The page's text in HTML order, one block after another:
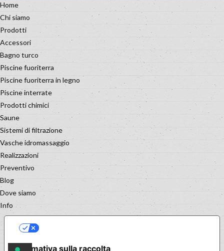
Home
Chi siamo
Prodotti
Accessori
Bagno turco
Piscine fuoriterra
Piscine fuoriterra in legno
Piscine interrate
Prodotti chimici
Saune
Sistemi di filtrazione
Vasche idromassaggio
Realizzazioni
Preventivo
Blog
Dove siamo
Info
Informativa sulla raccolta